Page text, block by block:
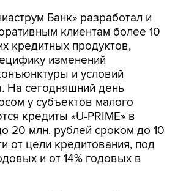
Банк» разработал и
клиентам более 10
кредитных продуктов,
изменений
и условий
На сегодняшний день
у субъектов малого
кредиты «U-PRIME» в
20 млн. рублей сроком до 10
от цели кредитования, под
и от 14% годовых в